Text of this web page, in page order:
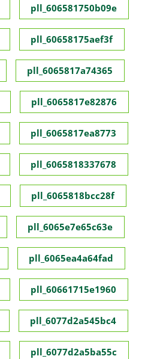
pll_606581750b09e
pll_60658175aef3f
pll_6065817a74365
pll_6065817e82876
pll_6065817ea8773
pll_6065818337678
pll_6065818bcc28f
pll_6065e7e65c63e
pll_6065ea4a64fad
pll_60661715e1960
pll_6077d2a545bc4
pll_6077d2a5ba55c